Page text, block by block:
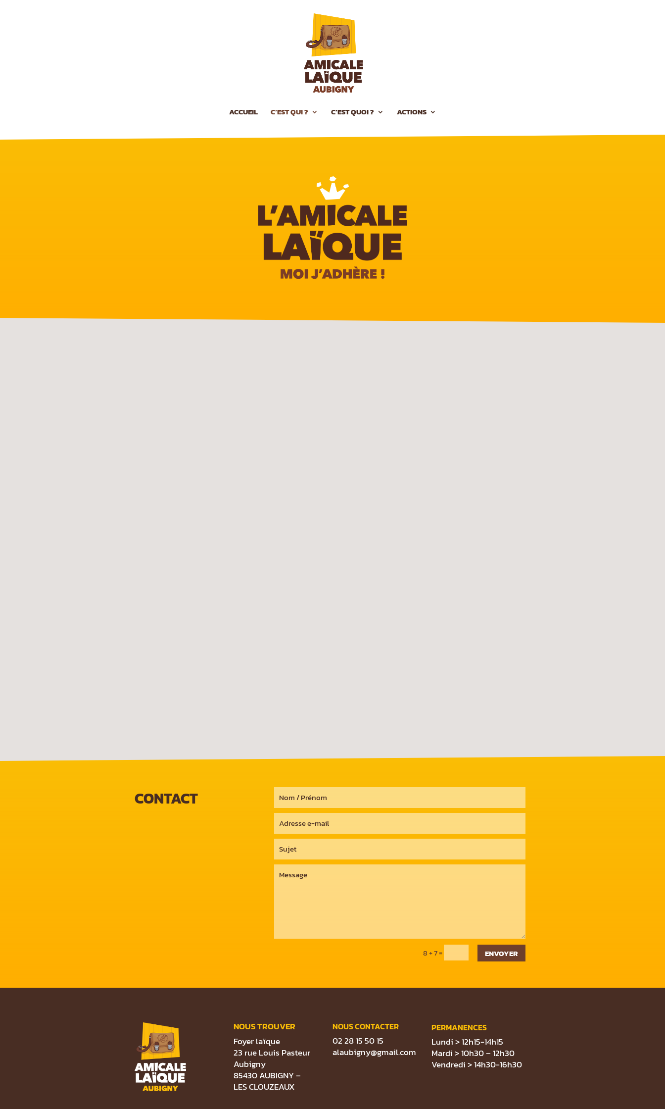
ACCUEIL C’EST QUI ? C’EST QUOI ? ACTIONS
CONTACT
8 + 7= ENVOYER
NOUS TROUVER
Foyer laïque
23 rue Louis Pasteur
Aubigny
85430 AUBIGNY –
LES CLOUZEAUX
NOUS CONTACTER
02 28 15 50 15
alaubigny@gmail.com
PERMANENCES
Lundi > 12h15-14h15
Mardi > 10h30 – 12h30
Vendredi > 14h30-16h30